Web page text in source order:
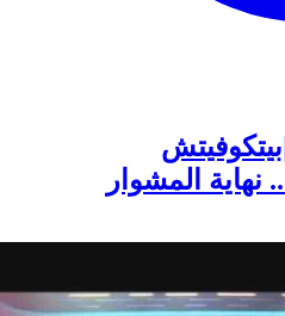
DEBRIEF HEBDO|بيتكوفيتش
المشوار